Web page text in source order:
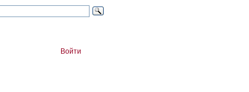
Войти